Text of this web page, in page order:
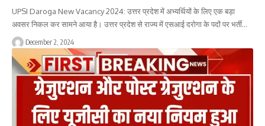
UPSI Daroga New Vacancy 2024: उत्तर प्रदेश में अभ्यर्थियों के लिए एक बड़ा
अवसर निकल कर सामने आया है। उत्तर प्रदेश से राज्य में एसआई दरोगा के पदों पर भर्ती…
December 2, 2024